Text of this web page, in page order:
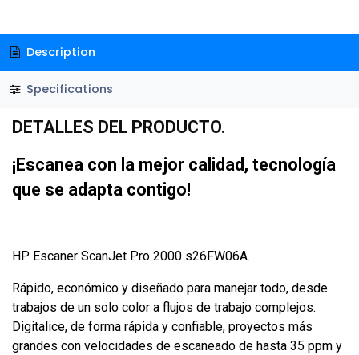
Description
Specifications
DETALLES DEL PRODUCTO.
¡Escanea con la mejor calidad, tecnología
que se adapta contigo!
HP Escaner ScanJet Pro 2000 s26FW06A.
Rápido, económico y diseñado para manejar todo, desde
trabajos de un solo color a flujos de trabajo complejos.
Digitalice, de forma rápida y confiable, proyectos más
grandes con velocidades de escaneado de hasta 35 ppm y